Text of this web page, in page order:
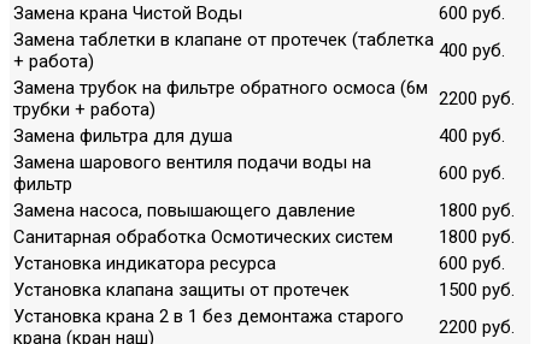
Замена крана Чистой Воды
600 руб.
Замена таблетки в клапане от протечек (таблетка
+ работа)
400 руб.
Замена трубок на фильтре обратного осмоса (6м
трубки + работа)
2200 руб.
Замена фильтра для душа
400 руб.
Замена шарового вентиля подачи воды на
фильтр
600 руб.
Замена насоса, повышающего давление
1800 руб.
Санитарная обработка Осмотических систем
1800 руб.
Установка индикатора ресурса
600 руб.
Установка клапана защиты от протечек
1500 руб.
Установка крана 2 в 1 без демонтажа старого
крана (кран наш)
2200 руб.